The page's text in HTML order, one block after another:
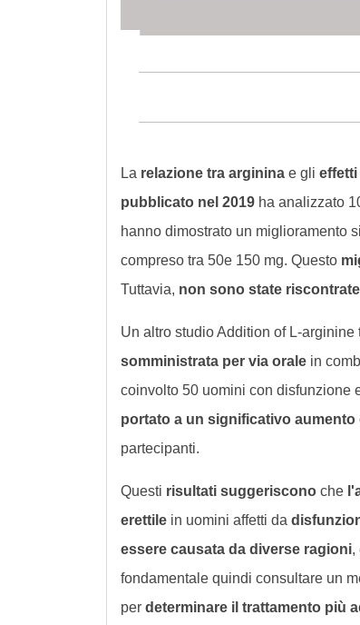
La relazione tra arginina e gli
pubblicato nel 2019 ha analizzato
hanno dimostrato un miglioramento
compreso tra 50e 150 mg. Questo
Tuttavia, non sono state
Un altro studio Addition of L-
somministrata per via orale in
coinvolto 50 uomini con disfunzione
portato a un significativo aumento
partecipanti.
Questi risultati suggeriscono che
erettile in uomini affetti da
essere causata da diverse ragioni,
fondamentale quindi consultare un
per determinare il trattamento più